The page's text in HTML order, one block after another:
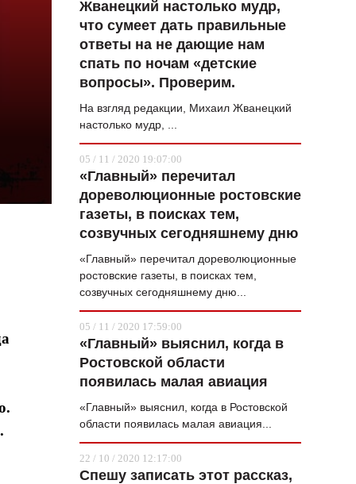
ХАЙП
ЧЕЛОВЕК ОСОБЕННЫЙ
КУЛЬТ ЕДЫ
АФИША
Жванецкий настолько мудр,
что сумеет дать правильные
ответы на не дающие нам
спать по ночам «детские
вопросы». Проверим.
На взгляд редакции, Михаил Жванецкий
настолько мудр, ...
05 / 11 / 2020 19:07:00
«Главный» перечитал
дореволюционные ростовские
газеты, в поисках тем,
созвучных сегодняшнему дню
«Главный» перечитал дореволюционные
ростовские газеты, в поисках тем,
созвучных сегодняшнему дню...
05 / 11 / 2020 17:59:00
«Главный» выяснил, когда в
Ростовской области
появилась малая авиация
«Главный» выяснил, когда в Ростовской
области появилась малая авиация...
22 / 10 / 2020 12:17:00
Спешу записать этот рассказ,